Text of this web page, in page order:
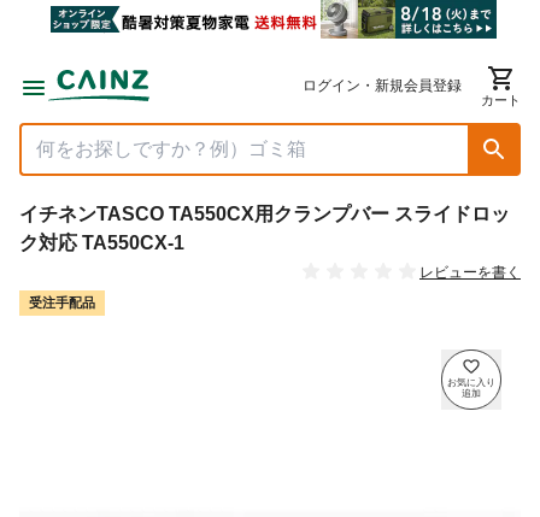
ログイン・新規会員登録
カート
イチネンTASCO TA550CX用クランプバー スライドロッ
ク対応 TA550CX-1
レビューを書く
受注手配品